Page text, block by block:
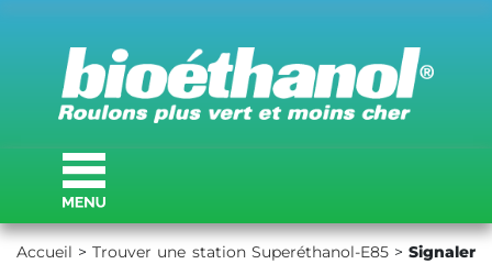
Accueil >Trouver une station Superéthanol-E85>Signaler